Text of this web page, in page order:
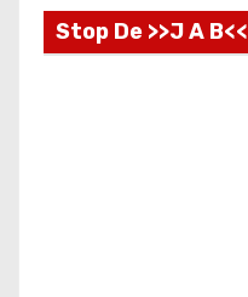
Stop De >>J A B<<